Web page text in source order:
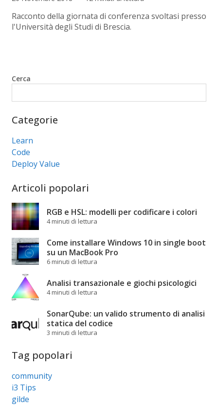
Racconto della giornata di conferenza svoltasi presso
l'Università degli Studi di Brescia.
Cerca
Categorie
Learn
Code
Deploy Value
Articoli popolari
RGB e HSL: modelli per codificare i colori
4 minuti di lettura
Come installare Windows 10 in single boot
su un MacBook Pro
6 minuti di lettura
Analisi transazionale e giochi psicologici
4 minuti di lettura
SonarQube: un valido strumento di analisi
statica del codice
3 minuti di lettura
Tag popolari
community
i3 Tips
gilde